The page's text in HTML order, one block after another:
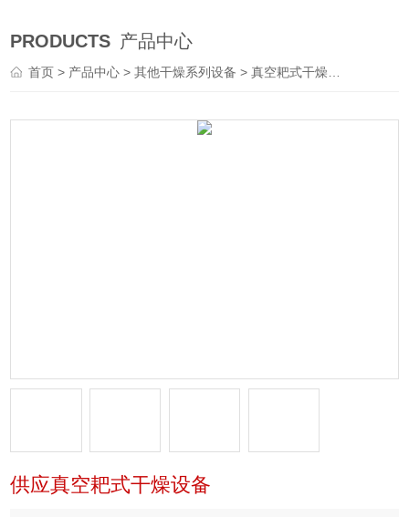
PRODUCTS 产品中心
首页> 产品中心 >其他干燥系列设备 >真空耙式干燥机
供应真空耙式干燥设备